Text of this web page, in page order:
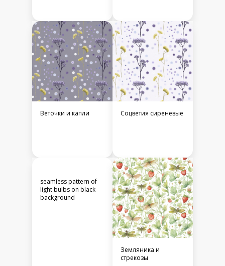
Веточки и капли Соцветия сиреневые
seamless pattern of
light bulbs on black
background
Земляника и
стрекозы